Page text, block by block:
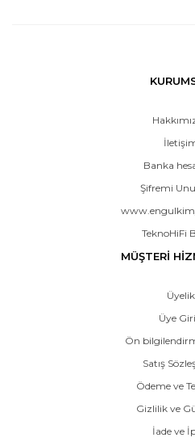
Banka
Şifremi
TeknoHiFi
MÜŞTERİ
Üyelik
Üye
Ön
Satış
Ödeme ve
Gizlilik ve
İade ve